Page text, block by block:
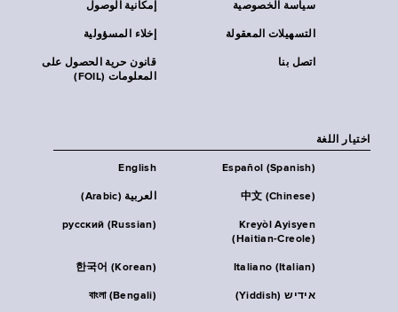
إمكانية الوصول سياسة الخصوصية
إخلاء المسؤولية التسهيلات المعقولة
قانون حرية الحصول على
المعلومات (FOIL)
اتصل بنا
اختيار اللغة
English Español (Spanish)
العربية (Arabic) 中文 (Chinese)
русский (Russian)
Kreyòl Ayisyen
(Haitian-Creole)
한국어 (Korean) Italiano (Italian)
বাংলা (Bengali) אידיש (Yiddish)